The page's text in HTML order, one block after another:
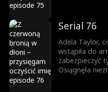
brat ją zabił.
jako
drogę zemsty...
Serial 76
Adela Taylor,
wstąpiła do
zabezpieczyć
Osiągnęła